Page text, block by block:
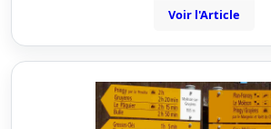
Voir l'Article